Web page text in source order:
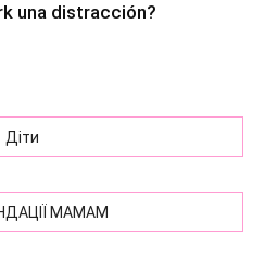
una distracción?
Діти
МАМАМ